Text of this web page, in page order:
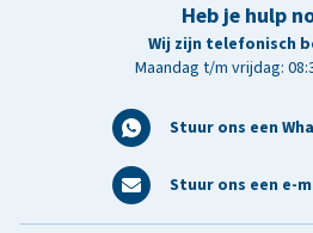
Heb je hulp
Wij zijn telefonisch
Maandag t/m vrijdag:
Stuur ons een
Stuur ons een e-